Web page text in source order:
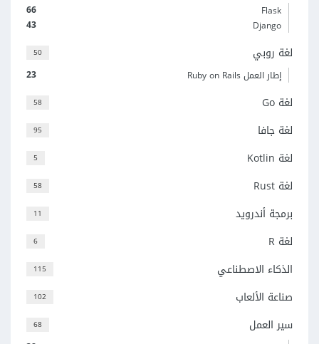
66
Flask
43
Django
50 لغة روبي
23 إطار العمل Ruby on Rails
58 لغة Go
95 لغة جافا
5 لغة Kotlin
58 لغة Rust
11 برمجة أندرويد
6 لغة R
115 الذكاء الاصطناعي
102 صناعة الألعاب
68 سير العمل